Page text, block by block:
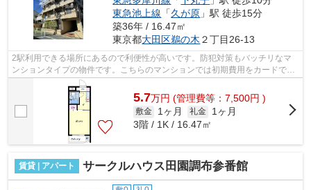
東急池上線 「久が原 」駅 徒歩15分
築36年 / 16.47㎡
東京都大田区鵜の木 ２丁目26-13
2駅利用できる場所にあるので利便性が高いです。防犯対策もバッチリなマ
ンションタイプの物件です。こちらのマンションでは初期費用をカードでお
支払いいただけます。駅まで徒歩3分の...
5.7万円 (管理費等：7,500円 )
敷金 1ヶ月 礼金
1ヶ月
3階 / 1K / 16.47㎡
賃貸 | アパート サークルハウス田園調布参番館